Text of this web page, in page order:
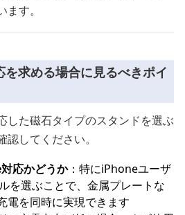
す。
を求める場合に見るべきポイ
した磁石タイプのスタンドを選ぶ
してください。
応かどうか：特にiPhoneユーザ
を選ぶことで、金属プレートな
電を同時に実現できます